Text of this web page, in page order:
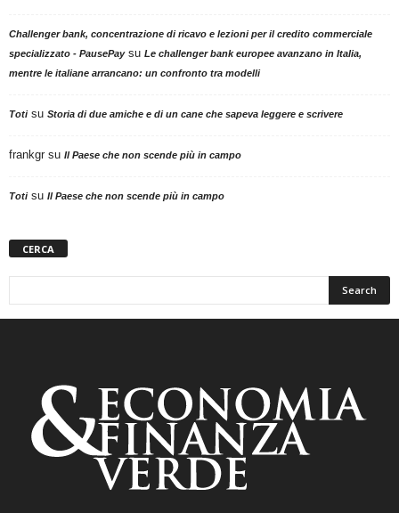
Challenger bank, concentrazione di ricavo e lezioni per il credito commerciale
specializzato - PausePaysu Le challenger bank europee avanzano in Italia,
mentre le italiane arrancano: un confronto tra modelli
Totisu Storia di due amiche e di un cane che sapeva leggere e scrivere
frankgr su Il Paese che non scende più in campo
Totisu Il Paese che non scende più in campo
CERCA